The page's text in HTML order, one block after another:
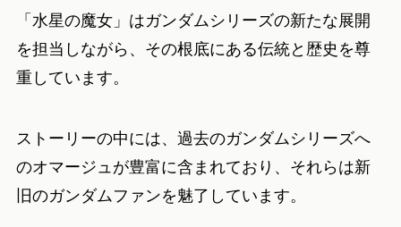
「水星の魔女」はガンダムシリーズの新たな展開
を担当しながら、その根底にある伝統と歴史を尊
重しています。
ストーリーの中には、過去のガンダムシリーズへ
のオマージュが豊富に含まれており、それらは新
旧のガンダムファンを魅了しています。